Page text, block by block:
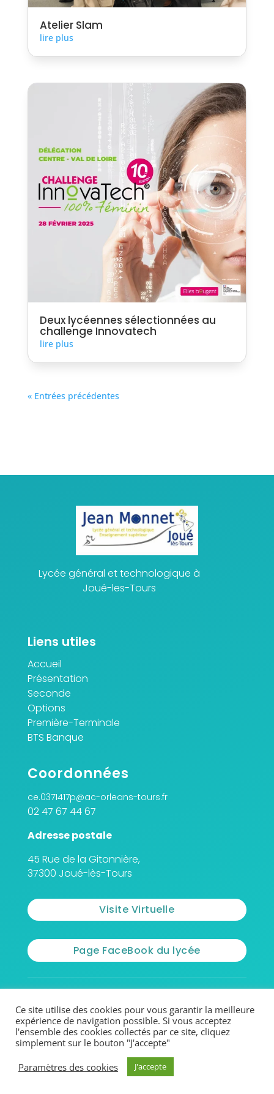
Atelier Slam
lire plus
Deux lycéennes sélectionnées au
challenge Innovatech
lire plus
« Entrées précédentes
Lycée général et technologique à
Joué-les-Tours
Liens utiles
Accueil
Présentation
Seconde
Options
Première-Terminale
BTS Banque
Coordonnées
ce.0371417p@ac-orleans-tours.fr
02 47 67 44 67
Adresse postale
45 Rue de la Gitonnière,
37300 Joué-lès-Tours
Visite Virtuelle
Page FaceBook du lycée
Mentions légales
Politique de confidentialité
Ce site utilise des cookies pour vous garantir la meilleure
expérience de navigation possible. Si vous acceptez
l'ensemble des cookies collectés par ce site, cliquez
simplement sur le bouton "J'accepte"
Paramètres des cookies
J'accepte